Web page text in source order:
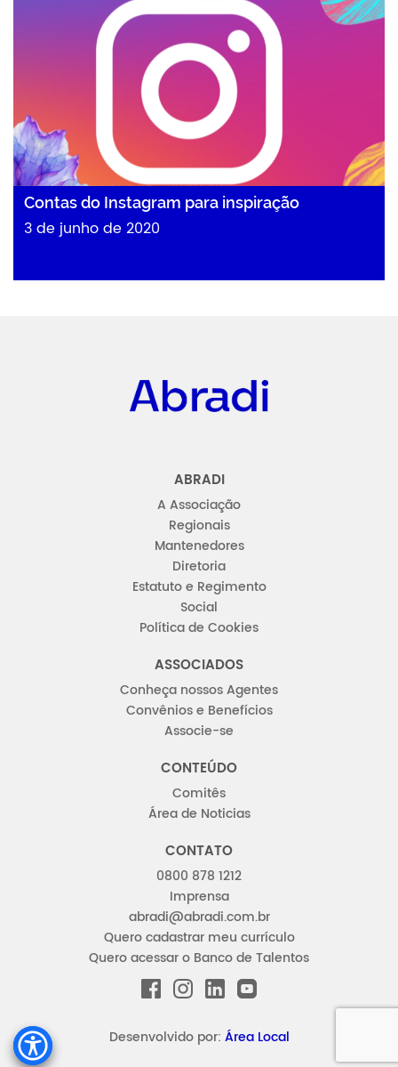
Contas do Instagram para inspiração
3 de junho de 2020
ABRADI
A Associação
Regionais
Mantenedores
Diretoria
Estatuto e Regimento
Social
Política de Cookies
ASSOCIADOS
Conheça nossos Agentes
Convênios e Benefícios
Associe-se
CONTEÚDO
Comitês
Área de Noticias
CONTATO
0800 878 1212
Imprensa
abradi@abradi.com.br
Quero cadastrar meu currículo
Quero acessar o Banco de Talentos
FACEBOOK
INSTAGRAM
LINKEDINYOUTUBE
Desenvolvido por: Área Local